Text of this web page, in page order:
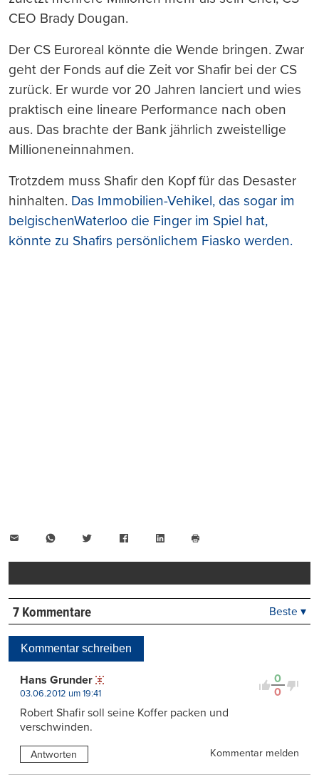
CEO Brady Dougan.
Der CS Euroreal könnte die Wende bringen. Zwar
geht der Fonds auf die Zeit vor Shafir bei der CS
zurück. Er wurde vor 20 Jahren lanciert und wies
praktisch eine lineare Performance nach oben
aus. Das brachte der Bank jährlich zweistellige
Millioneneinnahmen.
Trotzdem muss Shafir den Kopf für das Desaster
hinhalten. Das Immobilien-Vehikel, das sogar im
belgischenWaterloo die Finger im Spiel hat,
könnte zu Shafirs persönlichem Fiasko werden.
WhatsAppTwitter FacebookLinkedIn
drucken
7 Kommentare Beste ▾
Kommentar schreiben
0
0
Hans Grunder
03.06.2012 um 19:41
Robert Shafir soll seine Koffer packen und
verschwinden.
Antworten Kommentar melden